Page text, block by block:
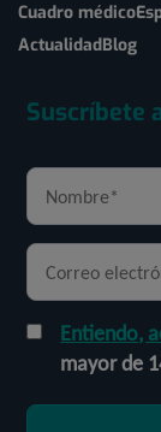
Cuadro médico
ActualidadBlog
Suscríbete
Entiendo,
mayor de